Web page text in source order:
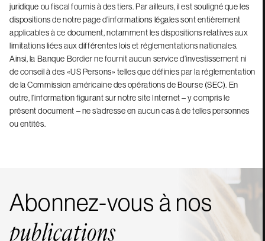
juridique ou fiscal fournis à des tiers. Par ailleurs, il est souligné que les
dispositions de notre page d’informations légales sont entièrement
applicables à ce document, notamment les dispositions relatives aux
limitations liées aux différentes lois et réglementations nationales.
Ainsi, la Banque Bordier ne fournit aucun service d’investissement ni
de conseil à des «US Persons» telles que définies par la réglementation
de la Commission américaine des opérations de Bourse (SEC). En
outre, l’information figurant sur notre site Internet – y compris le
présent document – ne s’adresse en aucun cas à de telles personnes
ou entités.
Abonnez-vous à nos
publications